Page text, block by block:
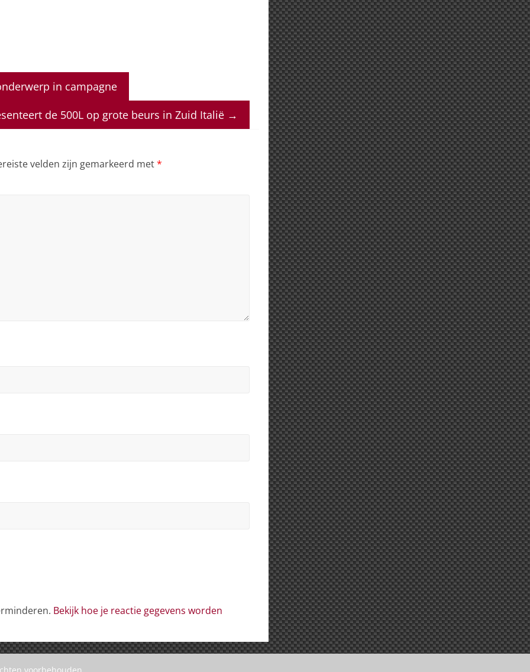
in campagne
de 500L op grote beurs in Zuid Italië →
velden zijn gemarkeerd met*
Bekijk hoe je reactie gegevens worden